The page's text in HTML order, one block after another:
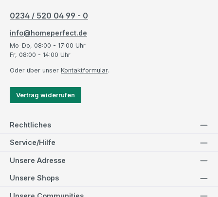
0234 / 520 04 99 - 0
info@homeperfect.de
Mo-Do, 08:00 - 17:00 Uhr
Fr, 08:00 - 14:00 Uhr
Oder über unser Kontaktformular.
Vertrag widerrufen
Rechtliches
Service/Hilfe
Unsere Adresse
Unsere Shops